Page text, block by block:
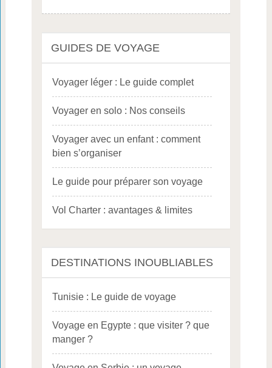
GUIDES DE VOYAGE
Voyager léger : Le guide complet
Voyager en solo : Nos conseils
Voyager avec un enfant : comment
bien s’organiser
Le guide pour préparer son voyage
Vol Charter : avantages & limites
DESTINATIONS INOUBLIABLES
Tunisie : Le guide de voyage
Voyage en Egypte : que visiter ? que
manger ?